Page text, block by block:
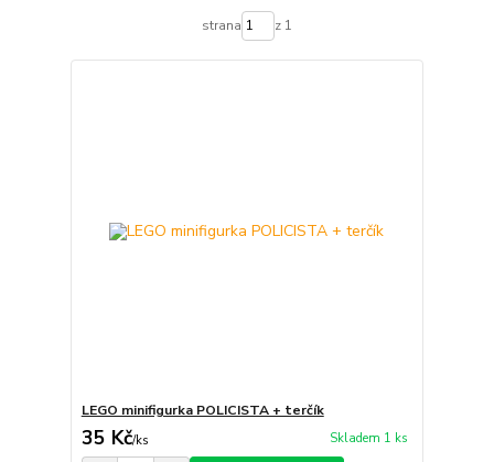
strana z 1
LEGO minifigurka POLICISTA + terčík
35 Kč/ks Skladem 1 ks